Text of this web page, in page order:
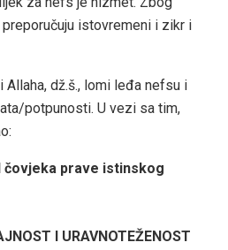
istovremeni i zikr i
dž.š., lomi leđa nefsu i
potpunosti. U vezi sa tim,
čovjeka prave istinskog
I URAVNOTEŽENOST